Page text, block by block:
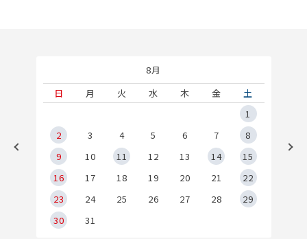
8月
日
月 火 水 木 金
土
1
2
3 4 5 6 7
8
9
10 11 12 13 14
15
16
17 18 19 20 21
22
23
24 25 26 27 28
29
30
31